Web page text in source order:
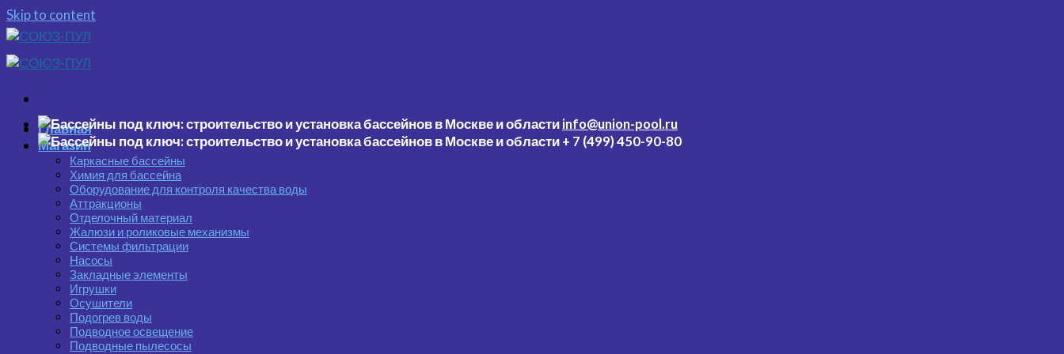
Skip to content
Главная
Магазин
Каркасные бассейны
Химия для бассейна
Оборудование для контроля качества воды
Аттракционы
Отделочный материал
Жалюзи и роликовые механизмы
Системы фильтрации
Насосы
Закладные элементы
Игрушки
Осушители
Подогрев воды
Подводное освещение
Подводные пылесосы
info@union-pool.ru
+ 7 (499) 450-90-80